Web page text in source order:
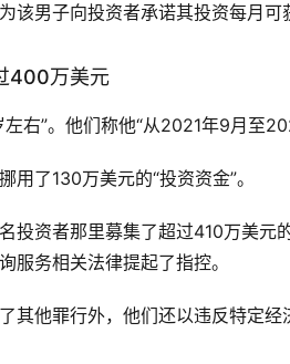
该男子向投资者承诺其投资每月可
400万美元
右”。他们称他“从2021年9月至
了130万美元的“投资资金”。
投资者那里募集了超过410万美元
服务相关法律提起了指控。
其他罪行外，他们还以违反特定经